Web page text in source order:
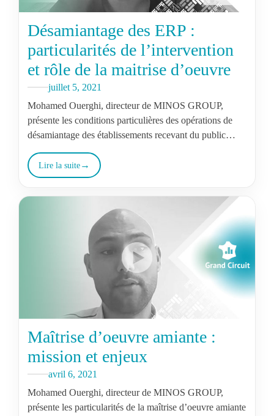
Désamiantage des ERP :
particularités de l’intervention
et rôle de la maitrise d’oeuvre
juillet 5, 2021
Mohamed Ouerghi, directeur de MINOS GROUP,
présente les conditions particulières des opérations de
désamiantage des établissements recevant du public
d’interventions sur…
Lire la suite
Maîtrise d’oeuvre amiante :
mission et enjeux
avril 6, 2021
Mohamed Ouerghi, directeur de MINOS GROUP,
présente les particularités de la maîtrise d’oeuvre amiante